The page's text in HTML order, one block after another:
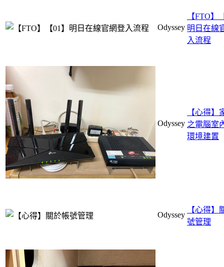
Odyssey
【FTO】
明日在線
入流程
Odyssey
【心得】
之電腦室
環境建置
Odyssey
【心得】
號管理